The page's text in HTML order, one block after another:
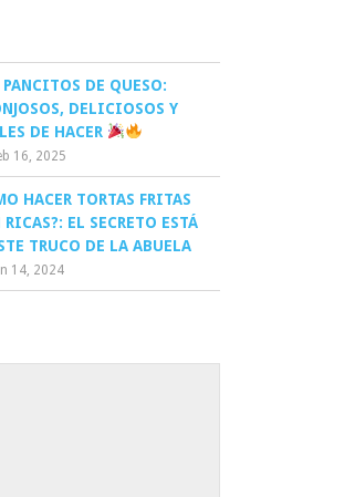
PANCITOS DE QUESO:
DELICIOSOS Y
DE HACER
16, 2025
HACER TORTAS FRITAS
EL SECRETO ESTÁ
TRUCO DE LA ABUELA
14, 2024